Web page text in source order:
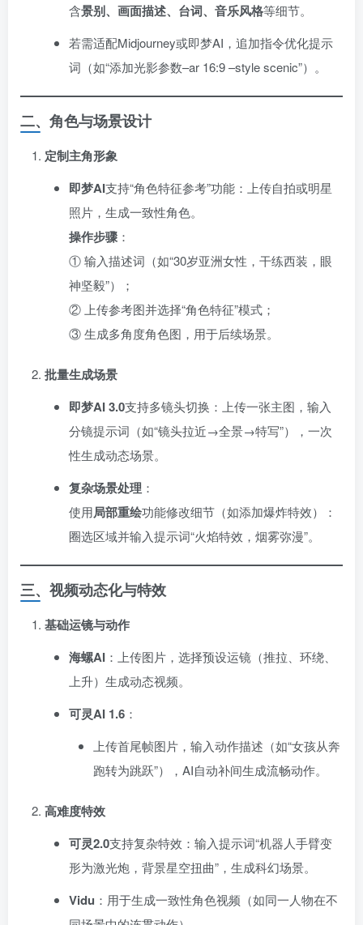
含景别、画面描述、台词、音乐风格等细节。
若需适配Midjourney或即梦AI，追加指令优化提示
词（如“添加光影参数–ar 16:9 –style scenic”）。
二、角色与场景设计
定制主角形象
即梦AI支持“角色特征参考”功能：上传自拍或明星
照片，生成一致性角色。
操作步骤 ：
① 输入描述词（如“30岁亚洲女性，干练西装，眼
神坚毅”）；
② 上传参考图并选择“角色特征”模式；
③ 生成多角度角色图，用于后续场景。
批量生成场景
即梦AI 3.0支持多镜头切换：上传一张主图，输入
分镜提示词（如“镜头拉近→全景→特写”），一次
性生成动态场景。
复杂场景处理 ：
使用局部重绘功能修改细节（如添加爆炸特效）：
圈选区域并输入提示词“火焰特效，烟雾弥漫”。
三、视频动态化与特效
基础运镜与动作
海螺AI ：上传图片，选择预设运镜（推拉、环绕、
上升）生成动态视频。
可灵AI 1.6 ：
上传首尾帧图片，输入动作描述（如“女孩从奔
跑转为跳跃”），AI自动补间生成流畅动作。
高难度特效
可灵2.0支持复杂特效：输入提示词“机器人手臂变
形为激光炮，背景星空扭曲”，生成科幻场景。
Vidu ：用于生成一致性角色视频（如同一人物在不